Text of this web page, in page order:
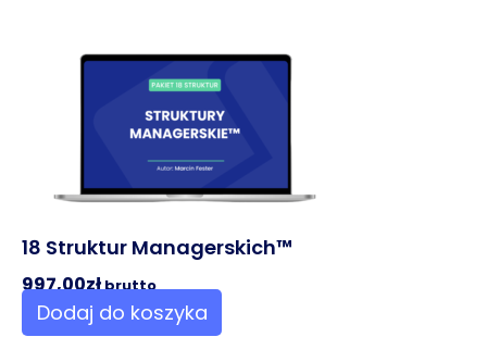
18 Struktur Managerskich™
997,00złbrutto
Dodaj do koszyka